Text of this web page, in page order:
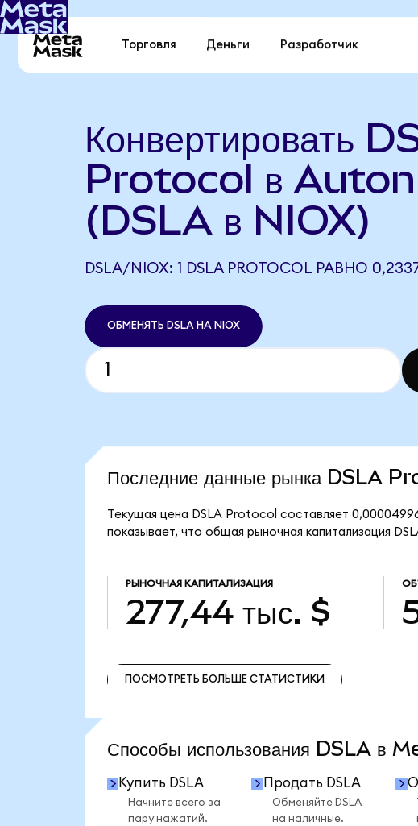
Торговля Деньги Разработчик
Конвертировать
Protocol в
(DSLA в NIOX)
DSLA/NIOX: 1 DSLA PROTOCOL РАВНО
ОБМЕНЯТЬ DSLA НА NIOX
Последние данные рынка DSLA
Текущая цена DSLA Protocol составляет
показывает, что общая рыночная капитализация
РЫНОЧНАЯ КАПИТАЛИЗАЦИЯ
277,44 тыс. $
ПОСМОТРЕТЬ БОЛЬШЕ СТАТИСТИКИ
Способы использования DSLA в
Купить DSLA
Начните всего за
пару нажатий.
Продать DSLA
Обменяйте DSLA
на наличные.